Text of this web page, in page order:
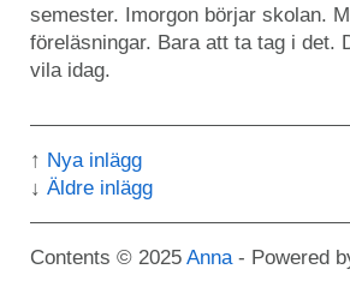
semester. Imorgon börjar skolan.
föreläsningar. Bara att ta tag i det.
vila idag.
Nya inlägg
Äldre inlägg
Contents © 2025 Anna - Powered